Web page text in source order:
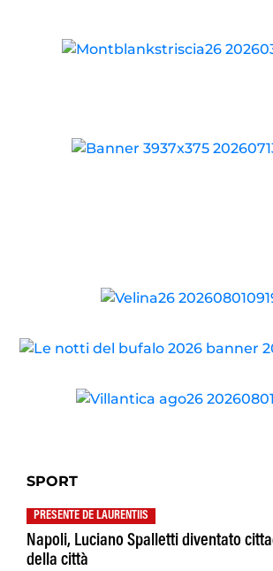
SPORT
PRESENTE DE LAURENTIIS
Napoli, Luciano Spalletti diventato
della città